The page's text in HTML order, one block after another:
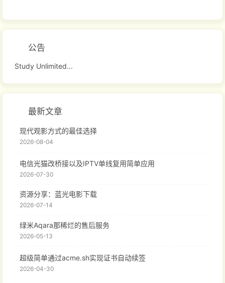
公告
Study Unlimited...
最新文章
现代观影方式的最佳选择
2026-08-04
电信光猫改桥接以及IPTV单线复用简单应用
2026-07-30
资源分享：蓝光电影下载
2026-07-14
绿米Aqara那稀烂的售后服务
2026-05-13
超级简单通过acme.sh实现证书自动续签
2026-04-30